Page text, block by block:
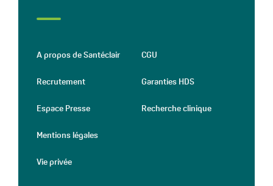
A propos de Santéclair
Recrutement
Espace Presse
Mentions légales
Vie privée
CGU
Garanties HDS
Recherche clinique